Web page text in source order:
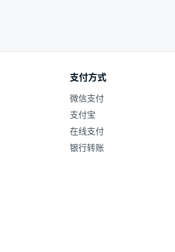
支付方式
微信支付
支付宝
在线支付
银行转账